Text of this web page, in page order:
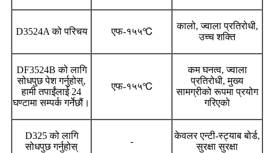
D3524A को परिचय एफ-१५५℃
कालो, ज्वाला प्रतिरोधी,
उच्च शक्ति
DF3524B को लागि
सोधपुछ पेश गर्नुहोस्,
हामी तपाईंलाई 24
घण्टामा सम्पर्क गर्नेछौं।
एफ-१५५℃
कम घनत्व, ज्वाला
प्रतिरोधी, मुख्य
सामग्रीको रूपमा प्रयोग
गरिएको
D325 को लागि
सोधपुछ गर्नुहोस्
-
केवलर एन्टी-स्ट्याब बोर्ड,
सुरक्षा सुरक्षा